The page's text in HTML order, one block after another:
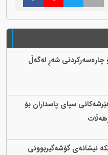
چارەسەرکردنی شەڕ لەگەڵ
سپای پاسداران بۆ
نیشانەی گۆشەگیربوونی